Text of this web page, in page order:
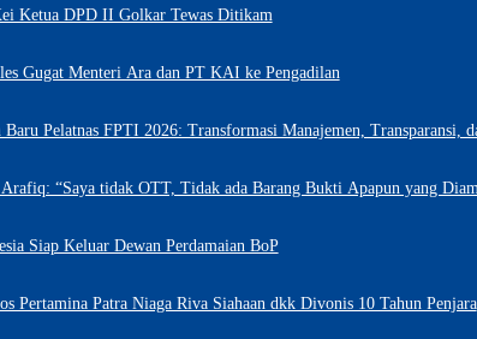
Ketua DPD II Golkar Tewas Ditikam
Gugat Menteri Ara dan PT KAI ke Pengadilan
Baru Pelatnas FPTI 2026: Transformasi Manajemen, Transparansi,
“Saya tidak OTT, Tidak ada Barang Bukti Apapun yang
Siap Keluar Dewan Perdamaian BoP
Pertamina Patra Niaga Riva Siahaan dkk Divonis 10 Tahun Penjara